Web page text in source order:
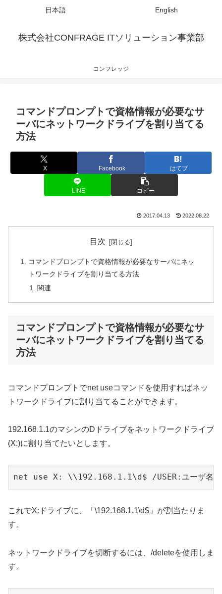
株式会社CONFRAGE ITソリューション事業部
コンフレッジ
日本語 English
コマンドプロンプトで資格情報が必要なサ
ーバにネットワークドライブを割り当てる
方法
X Facebook はてブ
LINE コピー
2017.04.13 2022.08.22
目次
コマンドプロンプトで資格情報が必要なサーバにネッ
トワークドライブを割り当てる方法
関連
コマンドプロンプトで資格情報が必要なサ
ーバにネットワークドライブを割り当てる
方法
コマンドプロンプトでnet useコマンドを使用すればネッ
トワークドライブに割り当てることができます。
192.168.1.1のマシンのDドライブをネットワークドライブ
(X:)に割り当てたいとします。
net use X: \\192.168.1.1\d$ /USER:ユーザ名 パ
これでX:ドライブに、「\192.168.1.1\d$」が割当たりま
す。
ネットワークドライブを切断するには、/deleteを使用しま
す。